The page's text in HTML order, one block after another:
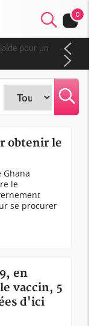
0
pour un
obtenir le
Ghana
le
se procurer
en
vaccin, 5
d'ici